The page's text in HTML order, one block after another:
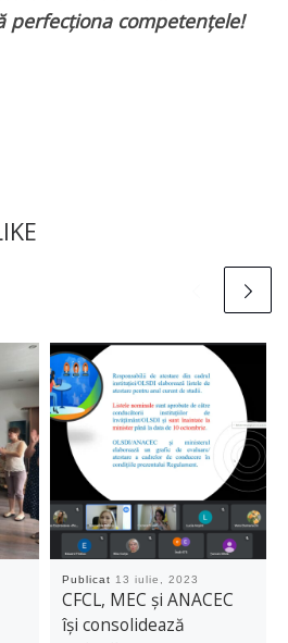
perfecționa competențele!
Publicat 13 iulie, 2023
CFCL, MEC și ANACEC
își consolidează